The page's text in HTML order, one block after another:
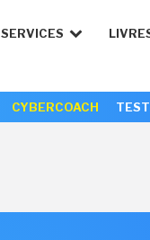
SERVICES
CYBERCOACH